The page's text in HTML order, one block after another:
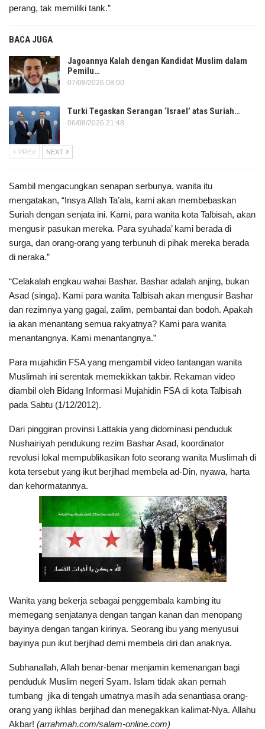
perang, tak memiliki tank.”
BACA JUGA
Jagoannya Kalah dengan Kandidat Muslim dalam
Pemilu…
07/08/2026 08:00
Turki Tegaskan Serangan ‘Israel’ atas Suriah…
06/08/2026 21:48
PREV NEXT
Sambil mengacungkan senapan serbunya, wanita itu
mengatakan, “Insya Allah Ta’ala, kami akan membebaskan
Suriah dengan senjata ini. Kami, para wanita kota Talbisah, akan
mengusir pasukan mereka. Para syuhada’ kami berada di
surga, dan orang-orang yang terbunuh di pihak mereka berada
di neraka.”
“Celakalah engkau wahai Bashar. Bashar adalah anjing, bukan
Asad (singa). Kami para wanita Talbisah akan mengusir Bashar
dan rezimnya yang gagal, zalim, pembantai dan bodoh. Apakah
ia akan menantang semua rakyatnya? Kami para wanita
menantangnya. Kami menantangnya.”
Para mujahidin FSA yang mengambil video tantangan wanita
Muslimah ini serentak memekikkan takbir. Rekaman video
diambil oleh Bidang Informasi Mujahidin FSA di kota Talbisah
pada Sabtu (1/12/2012).
Dari pinggiran provinsi Lattakia yang didominasi penduduk
Nushairiyah pendukung rezim Bashar Asad, koordinator
revolusi lokal mempublikasikan foto seorang wanita Muslimah di
kota tersebut yang ikut berjihad membela ad-Din, nyawa, harta
dan kehormatannya.
Wanita yang bekerja sebagai penggembala kambing itu
memegang senjatanya dengan tangan kanan dan menopang
bayinya dengan tangan kirinya. Seorang ibu yang menyusui
bayinya pun ikut berjihad demi membela diri dan anaknya.
Subhanallah, Allah benar-benar menjamin kemenangan bagi
penduduk Muslim negeri Syam. Islam tidak akan pernah
tumbang jika di tengah umatnya masih ada senantiasa orang-
orang yang ikhlas berjihad dan menegakkan kalimat-Nya. Allahu
Akbar! (arrahmah.com/salam-online.com)